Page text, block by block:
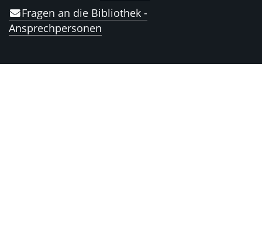
Fragen an die Bibliothek -
Ansprechpersonen